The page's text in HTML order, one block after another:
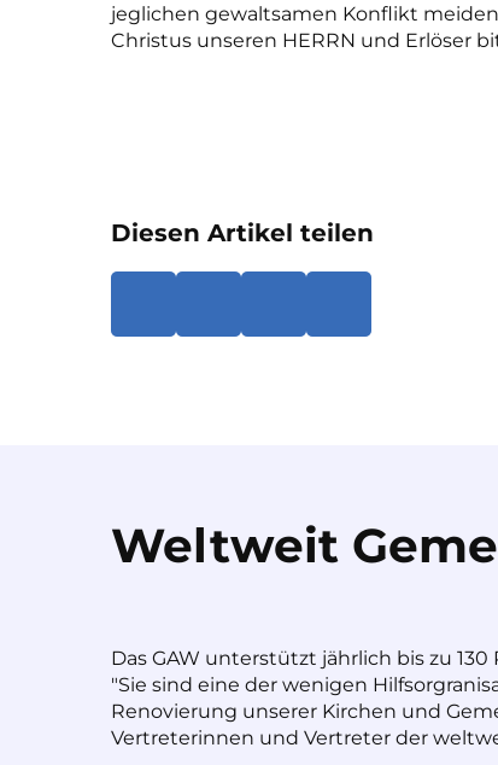
jeglichen gewaltsamen Konflikt
Christus unseren HERRN und Erlöser
Diesen Artikel teilen
Weltweit
Das GAW unterstützt jährlich bis zu 130
"Sie sind eine der wenigen
Renovierung unserer Kirchen und
Vertreterinnen und Vertreter der